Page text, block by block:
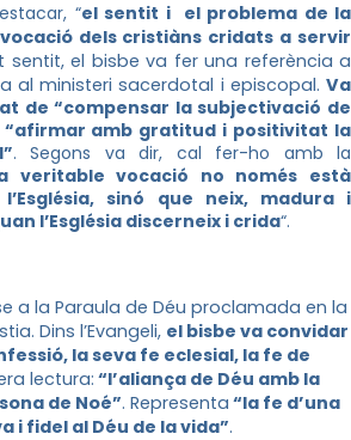
“el sentit i el problema de la
dels cristiàns cridats a servir
sentit, el bisbe va fer una referència a
al ministeri sacerdotal i episcopal. Va
de “compensar la subjectivació de
“afirmar amb gratitud i positivitat la
. Segons va dir, cal fer-ho amb la
veritable vocació no només està
sinó que neix, madura i
l’Església discerneix i crida“.
a la Paraula de Déu proclamada en la
Dins l’Evangeli, el bisbe va convidar
la seva fe eclesial, la fe de
lectura: “l’aliança de Déu amb la
de Noé”. Representa “la fe d’una
fidel al Déu de la vida”.